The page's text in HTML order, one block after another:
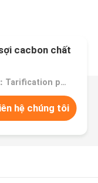
cacbon chất
Giá bán：Tarification personnalisée
hệ chúng tôi